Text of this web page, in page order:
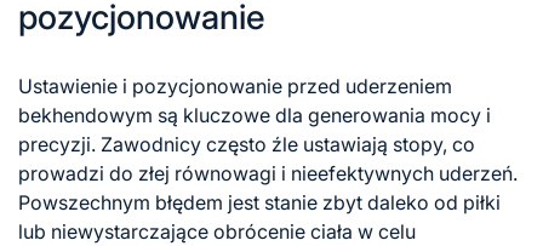
pozycjonowanie
Ustawienie i pozycjonowanie przed uderzeniem
bekhendowym są kluczowe dla generowania mocy i
precyzji. Zawodnicy często źle ustawiają stopy, co
prowadzi do złej równowagi i nieefektywnych uderzeń.
Powszechnym błędem jest stanie zbyt daleko od piłki
lub niewystarczające obrócenie ciała w celu